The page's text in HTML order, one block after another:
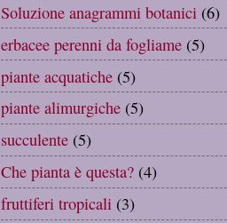
Soluzione anagrammi botanici (6)
erbacee perenni da fogliame (5)
piante acquatiche (5)
piante alimurgiche (5)
succulente (5)
Che pianta è questa? (4)
fruttiferi tropicali (3)